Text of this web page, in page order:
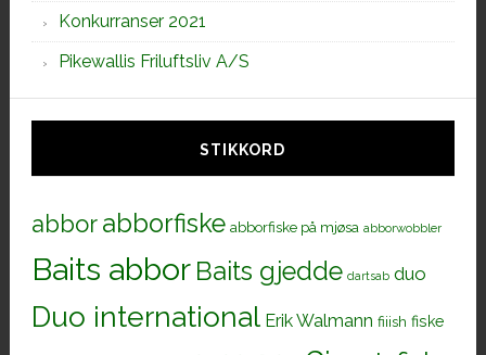
Konkurranser 2021
Pikewallis Friluftsliv A/S
STIKKORD
abborabborfiske abborfiske på mjøsa abborwobbler
Baits abbor Baits gjedde dartsab duo
Duo international Erik Walmann fiiish fiske